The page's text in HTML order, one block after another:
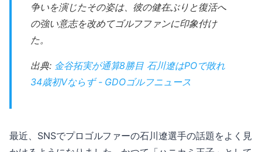
争いを演じたその姿は、彼の健在ぶりと復活へ
の強い意志を改めてゴルフファンに印象付け
た。
出典: 金谷拓実が通算8勝目 石川遼はPOで敗れ
34歳初Vならず - GDOゴルフニュース
最近、SNSでプロゴルファーの石川遼選手の話題をよく見